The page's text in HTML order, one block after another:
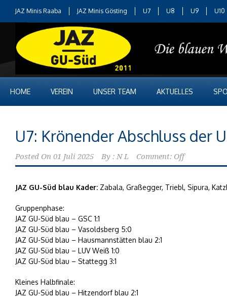
JAZ Minis Raaba JAZ Minis Gösting U7 U8 U9 U10
HOME VEREIN UNSER TEAM AKTUELLES
U7: Krönender Abschluss der
Posted On 01 Juli 2025 By : N L Comment: Off
JAZ GU-Süd blau Kader: Zabala, Graßegger, Triebl, Sipura,
Gruppenphase:
JAZ GU-Süd blau – GSC 1:1
JAZ GU-Süd blau – Vasoldsberg 5:0
JAZ GU-Süd blau – Hausmannstätten blau 2:1
JAZ GU-Süd blau – LUV Weiß 1:0
JAZ GU-Süd blau – Stattegg 3:1
Kleines Halbfinale:
JAZ GU-Süd blau – Hitzendorf blau 2:1